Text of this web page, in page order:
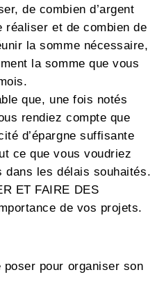
de combien d’argent
réaliser et de combien de
la somme nécessaire,
la somme que vous
que, une fois notés
rendiez compte que
d’épargne suffisante
ce que vous voudriez
dans les délais souhaités.
ET FAIRE DES
de vos projets.
pour organiser son